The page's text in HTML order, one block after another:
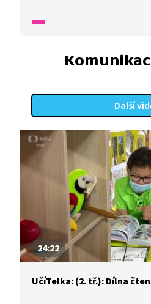
Další
24:22
UčíTelka: (2. tř.): Dílna